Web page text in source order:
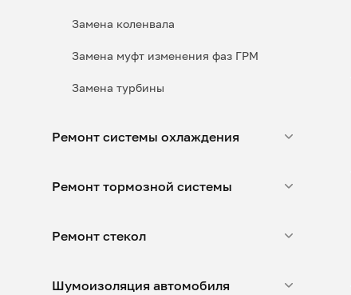
Замена коленвала
Замена муфт изменения фаз ГРМ
Замена турбины
Ремонт системы охлаждения
Ремонт тормозной системы
Ремонт стекол
Шумоизоляция автомобиля